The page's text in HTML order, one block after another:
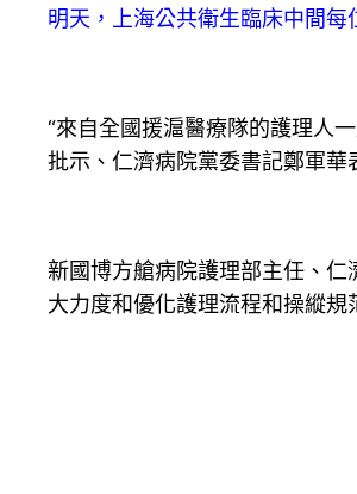
明天，上海公共衛生臨床中間
“來自全國援滬醫療隊的護理人
批示、仁濟病院黨委書記鄭軍華
新國博方艙病院護理部主任、仁
大力度和優化護理流程和操縱